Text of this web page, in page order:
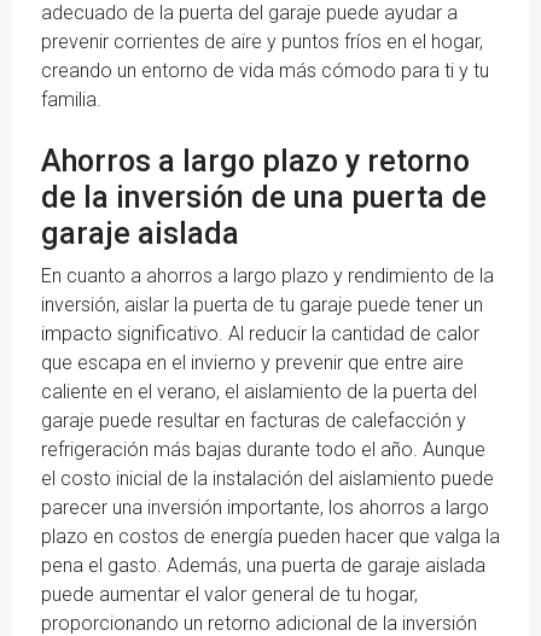
adecuado de la puerta del garaje puede ayudar a
prevenir corrientes de aire y puntos fríos en el hogar,
creando un entorno de vida más cómodo para ti y tu
familia.
Ahorros a largo plazo y retorno
de la inversión de una puerta de
garaje aislada
En cuanto a ahorros a largo plazo y rendimiento de la
inversión, aislar la puerta de tu garaje puede tener un
impacto significativo. Al reducir la cantidad de calor
que escapa en el invierno y prevenir que entre aire
caliente en el verano, el aislamiento de la puerta del
garaje puede resultar en facturas de calefacción y
refrigeración más bajas durante todo el año. Aunque
el costo inicial de la instalación del aislamiento puede
parecer una inversión importante, los ahorros a largo
plazo en costos de energía pueden hacer que valga la
pena el gasto. Además, una puerta de garaje aislada
puede aumentar el valor general de tu hogar,
proporcionando un retorno adicional de la inversión